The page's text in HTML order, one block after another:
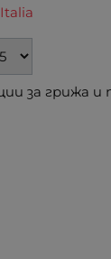
за грижа и